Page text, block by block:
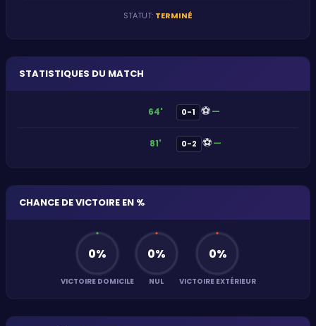
STATUT: TERMINÉ
STATISTIQUES DU MATCH
64' 0-1 ⚽—
81' 0-2 ⚽—
CHANCE DE VICTOIRE EN %
0%
VICTOIRE DOMICILE
0%
NUL
0%
VICTOIRE EXTÉRIEUR